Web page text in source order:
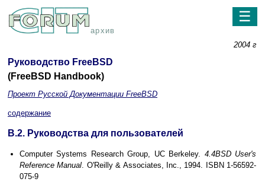
архив
☰
2004 г
Руководство FreeBSD
(FreeBSD Handbook)
Проект Русской Документации FreeBSD
содержание
B.2. Руководства для пользователей
Computer Systems Research Group, UC Berkeley. 4.4BSD User's
Reference Manual. O'Reilly & Associates, Inc., 1994. ISBN 1-56592-
075-9